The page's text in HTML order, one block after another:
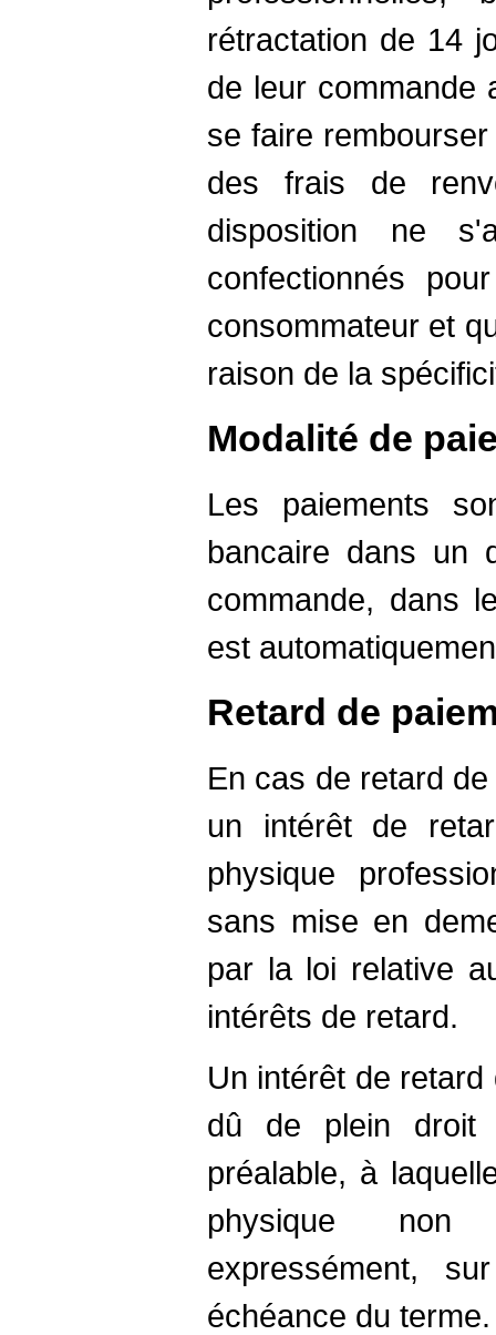
rétractation de 14
de leur commande
se faire
des frais de
disposition ne
confectionnés
consommateur et
raison de la
Modalité de
Les paiements
bancaire dans un
commande, dans
est
Retard de
En cas de retard
un intérêt de
physique
sans mise en
par la loi relative
intérêts de retard.
Un intérêt de
dû de plein droit
préalable, à
physique non
expressément,
échéance du terme.